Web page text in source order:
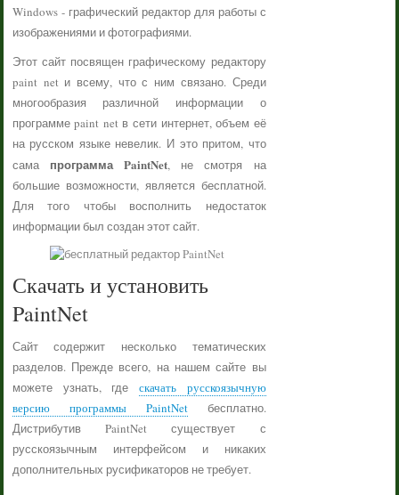
Windows - графический редактор для работы с
изображениями и фотографиями.
Этот сайт посвящен графическому редактору
paint net и всему, что с ним связано. Среди
многообразия различной информации о
программе paint net в сети интернет, объем её
на русском языке невелик. И это притом, что
сама программа PaintNet, не смотря на
большие возможности, является бесплатной.
Для того чтобы восполнить недостаток
информации был создан этот сайт.
Скачать и установить
PaintNet
Сайт содержит несколько тематических
разделов. Прежде всего, на нашем сайте вы
можете узнать, где скачать русскоязычную
версию программы PaintNetбесплатно.
Дистрибутив PaintNet существует с
русскоязычным интерфейсом и никаких
дополнительных русификаторов не требует.